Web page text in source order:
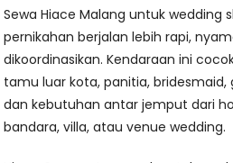
Sewa Hiace Malang untuk
pernikahan berjalan lebih rapi,
dikoordinasikan. Kendaraan ini
tamu luar kota, panitia, bridesmaid,
dan kebutuhan antar jemput dari
bandara, villa, atau venue wedding.